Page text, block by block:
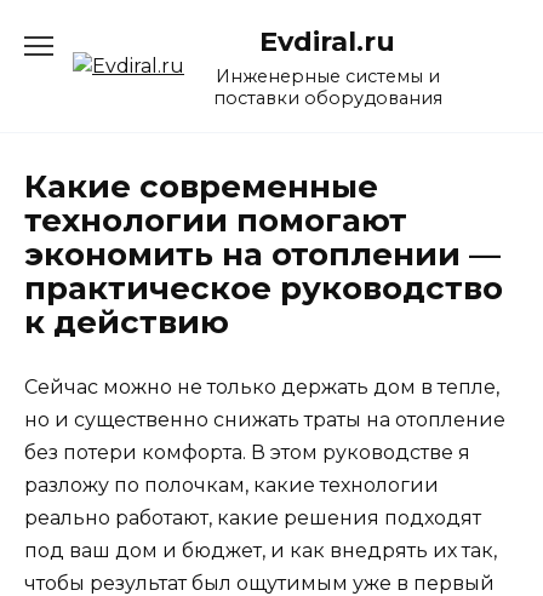
содержанию
Evdiral.ru
Инженерные системы и
поставки оборудования
Какие современные
технологии помогают
экономить на отоплении —
практическое руководство
к действию
Сейчас можно не только держать дом в тепле,
но и существенно снижать траты на отопление
без потери комфорта. В этом руководстве я
разложу по полочкам, какие технологии
реально работают, какие решения подходят
под ваш дом и бюджет, и как внедрять их так,
чтобы результат был ощутимым уже в первый